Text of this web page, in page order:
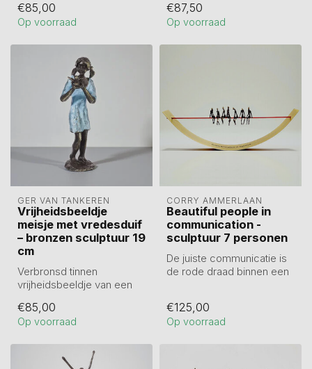
kracht en harmo...
€85,00
Op voorraad
€87,50
Op voorraad
GER VAN TANKEREN
Vrijheidsbeeldje
meisje met vredesduif
– bronzen sculptuur 19
cm
Verbronsd tinnen
vrijheidsbeeldje van een
in haar hand...
€85,00
Op voorraad
CORRY AMMERLAAN
Beautiful people in
communication -
sculptuur 7 personen
De juiste communicatie is
de rode draad binnen een
€125,00
Op voorraad